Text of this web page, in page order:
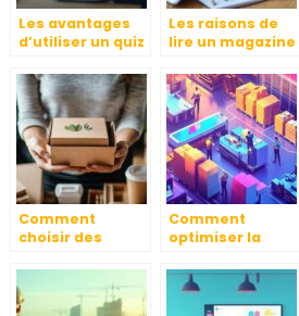
Les avantages
d’utiliser un quiz
dynamiser vos
cours et
présentations
Les raisons de
lire un magazine
optimiser la
gestion
quotidienne de
votre entreprise
Comment
choisir des
éco-
responsables
pour votre
Comment
optimiser la
commandes
pour une
logistique fluide